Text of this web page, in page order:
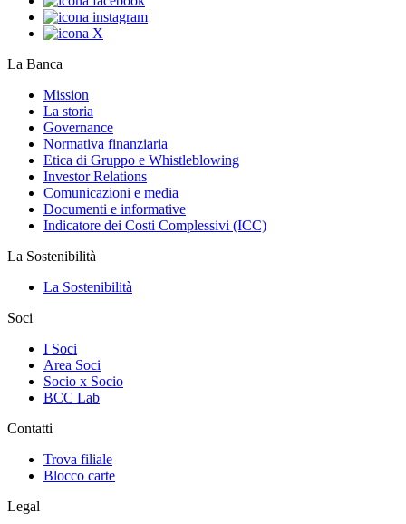
La Banca
Mission
La storia
Governance
Normativa finanziaria
Etica di Gruppo e Whistleblowing
Investor Relations
Comunicazioni e media
Documenti e informative
Indicatore dei Costi Complessivi (ICC)
La Sostenibilità
La Sostenibilità
Soci
I Soci
Area Soci
Socio x Socio
BCC Lab
Contatti
Trova filiale
Blocco carte
Legal